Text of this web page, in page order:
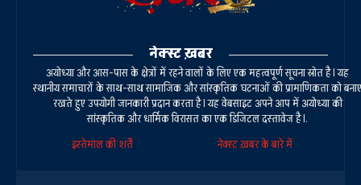
नेक्स्ट ख़बर
अयोध्या और आस-पास के क्षेत्रों में रहने वालों के लिए एक महत्वपूर्ण सूचना स्रोत है। यह
स्थानीय समाचारों के साथ-साथ सामाजिक और सांस्कृतिक घटनाओं की प्रामाणिकता को बनाए
रखते हुए उपयोगी जानकारी प्रदान करता है। यह वेबसाइट अपने आप में अयोध्या की
सांस्कृतिक और धार्मिक विरासत का एक डिजिटल दस्तावेज है।.
इस्तेमाल की शर्तें
नेक्स्ट ख़बर के बारे में